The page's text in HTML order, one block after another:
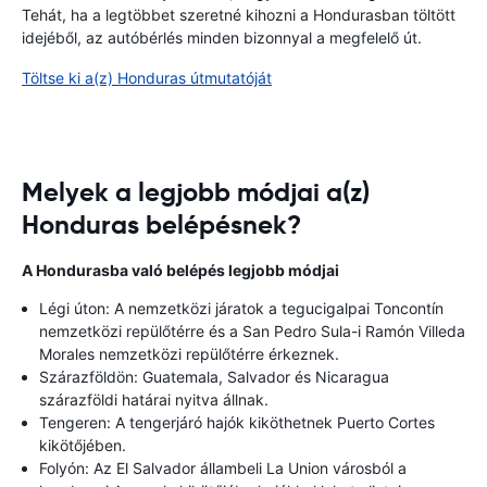
Tehát, ha a legtöbbet szeretné kihozni a Hondurasban töltött
idejéből, az autóbérlés minden bizonnyal a megfelelő út.
Töltse ki a(z) Honduras útmutatóját
Melyek a legjobb módjai a(z)
Honduras belépésnek?
A Hondurasba való belépés legjobb módjai
Légi úton: A nemzetközi járatok a tegucigalpai Toncontín
nemzetközi repülőtérre és a San Pedro Sula-i Ramón Villeda
Morales nemzetközi repülőtérre érkeznek.
Szárazföldön: Guatemala, Salvador és Nicaragua
szárazföldi határai nyitva állnak.
Tengeren: A tengerjáró hajók kiköthetnek Puerto Cortes
kikötőjében.
Folyón: Az El Salvador állambeli La Union városból a